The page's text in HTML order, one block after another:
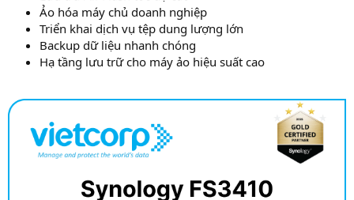
Ảo hóa máy chủ doanh nghiệp
Triển khai dịch vụ tệp dung lượng lớn
Backup dữ liệu nhanh chóng
Hạ tầng lưu trữ cho máy ảo hiệu suất cao